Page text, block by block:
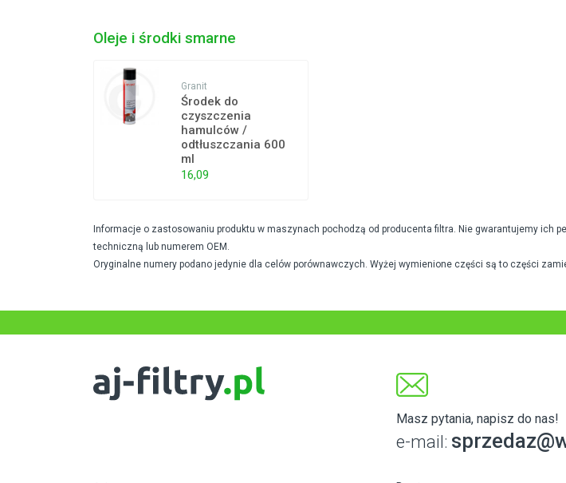
Oleje i środki smarne
Granit
Środek do
czyszczenia
hamulców /
odtłuszczania 600
ml
16,09
Informacje o zastosowaniu produktu w maszynach pochodzą od producenta filtra. Nie gwarantujemy ich
techniczną lub numerem OEM.
Oryginalne numery podano jedynie dla celów porównawczych. Wyżej wymienione części są to części
Masz pytania, napisz do nas!
e-mail: